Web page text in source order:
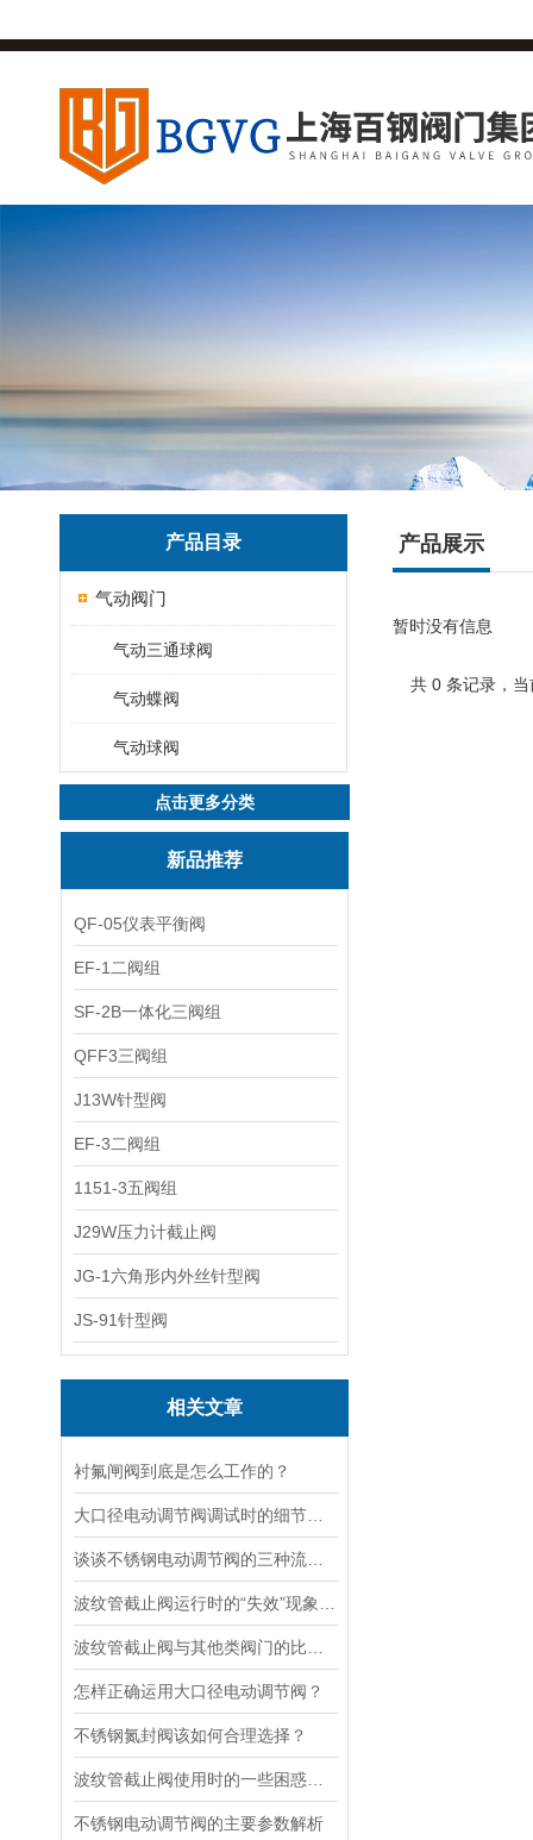
产品目录
气动阀门
气动三通球阀
气动蝶阀
气动球阀
点击更多分类
新品推荐
QF-05仪表平衡阀
EF-1二阀组
SF-2B一体化三阀组
QFF3三阀组
J13W针型阀
EF-3二阀组
1151-3五阀组
J29W压力计截止阀
JG-1六角形内外丝针型阀
JS-91针型阀
相关文章
衬氟闸阀到底是怎么工作的？
怎样正确运用大口径电动调节阀？
不锈钢氮封阀该如何合理选择？
不锈钢电动调节阀的主要参数解析
产品展示
暂时没有信息
共 0 条记录，